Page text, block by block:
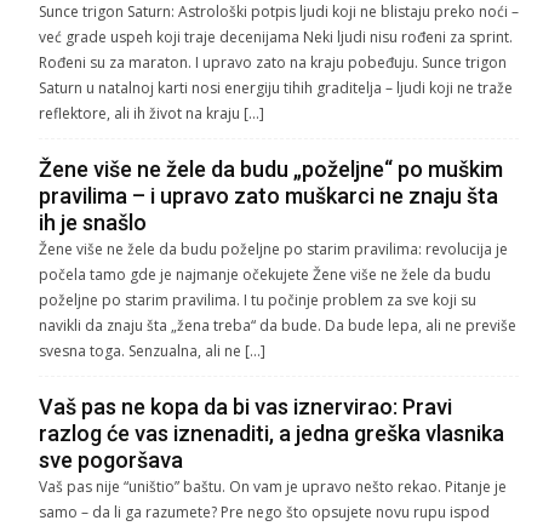
Sunce trigon Saturn: Astrološki potpis ljudi koji ne blistaju preko noći –
već grade uspeh koji traje decenijama Neki ljudi nisu rođeni za sprint.
Rođeni su za maraton. I upravo zato na kraju pobeđuju. Sunce trigon
Saturn u natalnoj karti nosi energiju tihih graditelja – ljudi koji ne traže
reflektore, ali ih život na kraju […]
Žene više ne žele da budu „poželjne“ po muškim
pravilima – i upravo zato muškarci ne znaju šta
ih je snašlo
Žene više ne žele da budu poželjne po starim pravilima: revolucija je
počela tamo gde je najmanje očekujete Žene više ne žele da budu
poželjne po starim pravilima. I tu počinje problem za sve koji su
navikli da znaju šta „žena treba“ da bude. Da bude lepa, ali ne previše
svesna toga. Senzualna, ali ne […]
Vaš pas ne kopa da bi vas iznervirao: Pravi
razlog će vas iznenaditi, a jedna greška vlasnika
sve pogoršava
Vaš pas nije “uništio” baštu. On vam je upravo nešto rekao. Pitanje je
samo – da li ga razumete? Pre nego što opsujete novu rupu ispod